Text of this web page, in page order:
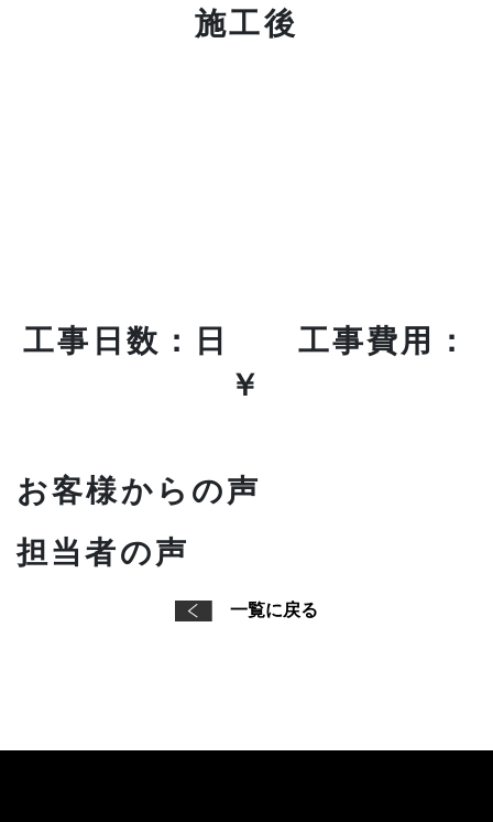
施工後
工事日数：日 工事費用：
￥
お客様からの声
担当者の声
一覧に戻る